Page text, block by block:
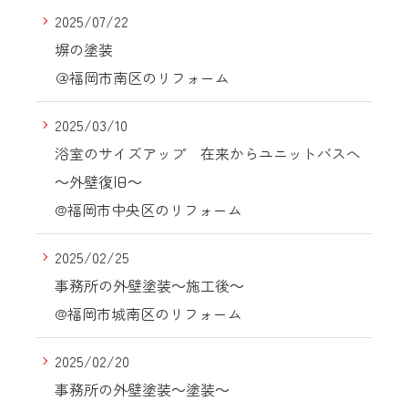
2025/07/22
塀の塗装
＠福岡市南区のリフォーム
2025/03/10
浴室のサイズアップ 在来からユニットバスへ
～外壁復旧～
@福岡市中央区のリフォーム
2025/02/25
事務所の外壁塗装～施工後～
@福岡市城南区のリフォーム
2025/02/20
事務所の外壁塗装～塗装～